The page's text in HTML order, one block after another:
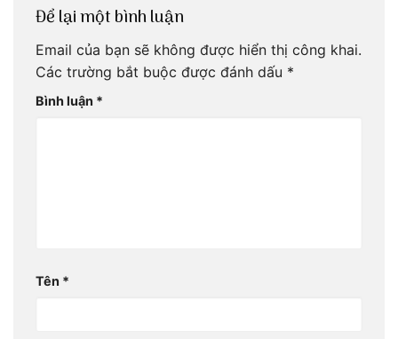
Để lại một bình luận
Email của bạn sẽ không được hiển thị công khai.
Các trường bắt buộc được đánh dấu *
Bình luận *
Tên *